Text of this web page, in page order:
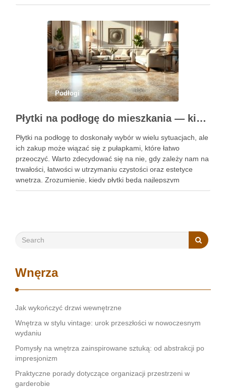
frustrujących sytuacji, warto zrozumieć ich przyczyny i
Prawidłowe połączenia …
Podłogi
Płytki na podłogę do mieszkania — kiedy warto je wybrać i jak uniknąć typowych pułapek przy zakupie
Płytki na podłogę to doskonały wybór w wielu sytuacjach, ale
ich zakup może wiązać się z pułapkami, które łatwo
przeoczyć. Warto zdecydować się na nie, gdy zależy nam na
trwałości, łatwości w utrzymaniu czystości oraz estetyce
wnętrza. Zrozumienie, kiedy płytki będą najlepszym
rozwiązaniem, a także jak uniknąć typowych błędów podczas
Wnęrza
Jak wykończyć drzwi wewnętrzne
Wnętrza w stylu vintage: urok przeszłości w nowoczesnym
wydaniu
Pomysły na wnętrza zainspirowane sztuką: od abstrakcji po
impresjonizm
Praktyczne porady dotyczące organizacji przestrzeni w
garderobie